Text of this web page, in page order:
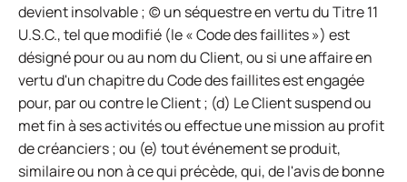
devient insolvable ; (c) un séquestre en vertu du Titre 11
U.S.C., tel que modifié (le « Code des faillites ») est
désigné pour ou au nom du Client, ou si une affaire en
vertu d'un chapitre du Code des faillites est engagée
pour, par ou contre le Client ; (d) Le Client suspend ou
met fin à ses activités ou effectue une mission au profit
de créanciers ; ou (e) tout événement se produit,
similaire ou non à ce qui précède, qui, de l'avis de bonne